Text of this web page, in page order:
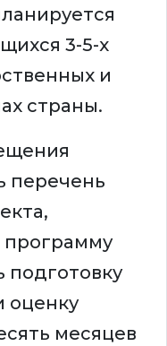
3-5-х
и
страны.
перечень
программу
подготовку
оценку
месяцев